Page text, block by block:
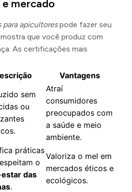
mercado
apicultorespode fazer seu
que você produz com
As certificações mais
Vantagens
sem
ou
Atraí
consumidores
preocupados com
a saúde e meio
ambiente.
práticas
o
das
.
Valoriza o mel em
mercados éticos e
ecológicos.